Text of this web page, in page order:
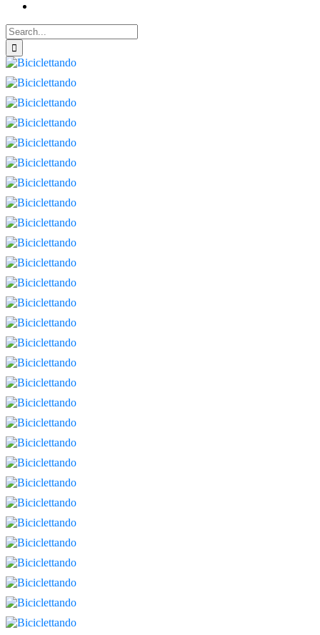
Search
for: